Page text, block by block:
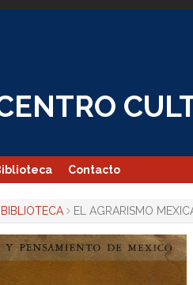
Contacto
BIBLIOTECA EL AGRARISMO